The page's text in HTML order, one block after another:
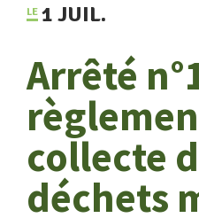
1 JUIL.
Arrêté
collecte
déchets